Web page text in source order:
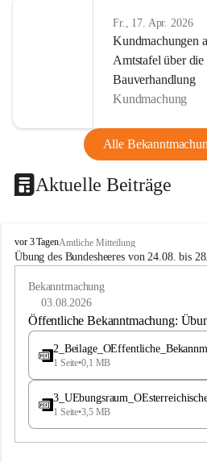
Fr., 17. Apr. 2026
Kundmachungen
Amtstafel über
Bauverhandlung
Kundmachung
Alle
Aktuelle Beiträge
B
u
e
vor 3 TagenAmtliche Mitteilung
Übung des Bundesheeres von 24.08. bis
Bekanntmachung
03.08.2026
Öffentliche Bekanntmachung:
1 Seite•0,1 MB
1 Seite•3,5 MB